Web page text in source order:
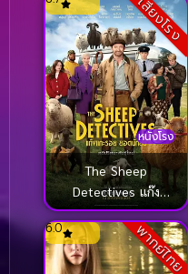
เสียงโรง
หนังโรง
The Sheep
Detectives แก๊ง
แกะรอย ยอดนักสืบ
(2026)พากย์ไทย
6.0